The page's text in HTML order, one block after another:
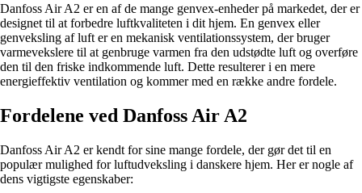
Danfoss Air A2 er en af de mange genvex-enheder på markedet, der er
designet til at forbedre luftkvaliteten i dit hjem. En genvex eller
genveksling af luft er en mekanisk ventilationssystem, der bruger
varmevekslere til at genbruge varmen fra den udstødte luft og overføre
den til den friske indkommende luft. Dette resulterer i en mere
energieffektiv ventilation og kommer med en række andre fordele.
Fordelene ved Danfoss Air A2
Danfoss Air A2 er kendt for sine mange fordele, der gør det til en
populær mulighed for luftudveksling i danskere hjem. Her er nogle af
dens vigtigste egenskaber: